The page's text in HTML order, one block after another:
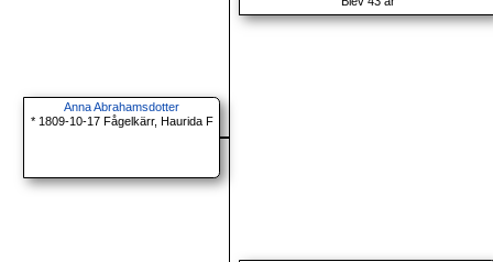
Anna Abrahamsdotter
* 1809-10-17 Fågelkärr, Haurida F